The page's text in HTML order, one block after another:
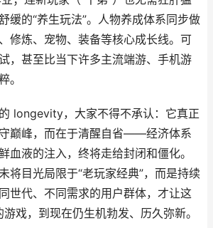
缓的“养生玩法”。人物养成体系同步做
修炼、宠物、装备等核心成长线。可
，甚至比当下许多主流端游、手机游
。
longevity，大家不得不承认：它真正
巅峰，而在于清醒自省——经济体系
血液的注入，终将走给封闭和僵化。
将目光局限于“老玩家经典”，而是持续
世代、不同需求的用户群体，才让这
戏，到现在仍生机勃发、历久弥新。